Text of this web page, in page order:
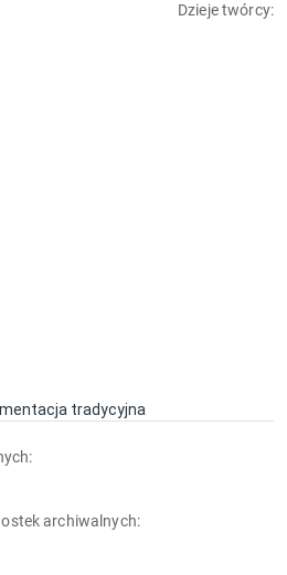
Dzieje twórcy:
tradycyjna
archiwalnych: